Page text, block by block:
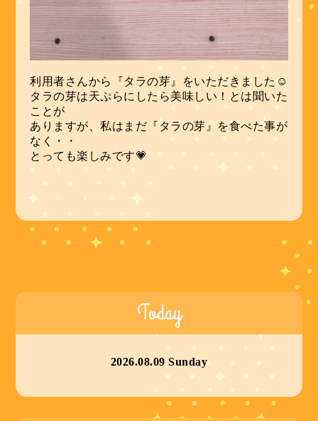
利用者さんから『タラの芽』をいただきました☺
タラの芽は天ぷらにしたら美味しい！とは聞いた
ことが
ありますが、私はまだ『タラの芽』を食べた事が
なく・・
とっても楽しみです💗
Today
2026.08.09 Sunday